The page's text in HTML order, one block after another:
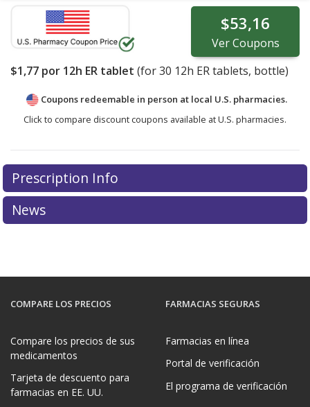
$53,16
VerCoupons
$1,77 por 12h ER tablet (for30 12h ER tablets, bottle)
Coupons redeemable in person at local U.S. pharmacies.
Click to compare discount coupons available at U.S. pharmacies.
Prescription Info
News
COMPARE LOS PRECIOS
Compare los precios de sus
medicamentos
Tarjeta de descuento para
farmacias en EE. UU.
FARMACIAS SEGURAS
Farmacias en línea
Portal de verificación
El programa de verificación